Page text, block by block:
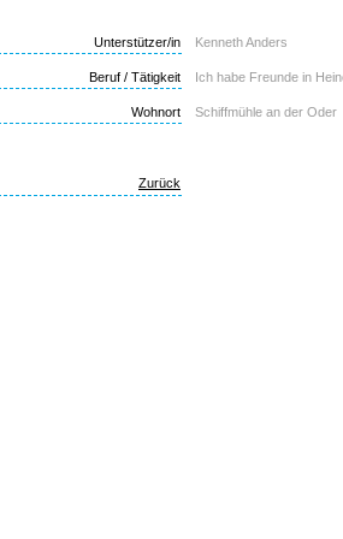
Unterstützer/in Kenneth Anders
Beruf / Tätigkeit Ich habe Freunde in
Wohnort Schiffmühle an der Oder
Zurück